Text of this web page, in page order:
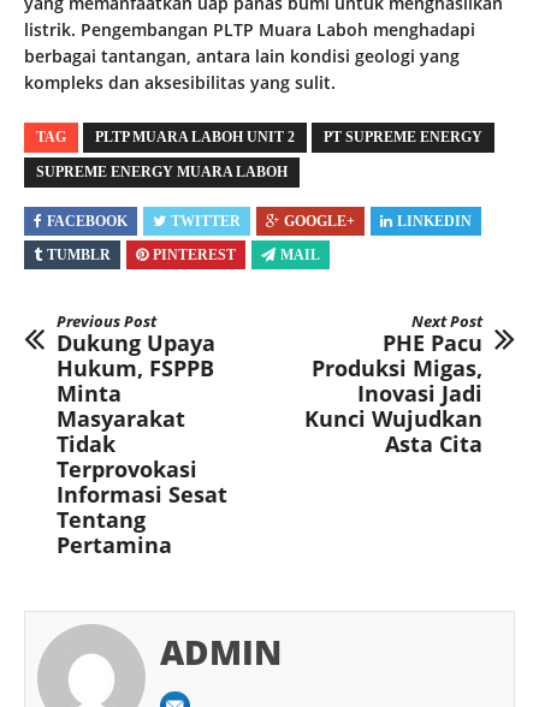
listrik. Pengembangan PLTP Muara Laboh menghadapi
berbagai tantangan, antara lain kondisi geologi yang
kompleks dan aksesibilitas yang sulit.
TAG PLTP MUARA LABOH UNIT 2 PT SUPREME ENERGY
SUPREME ENERGY MUARA LABOH
FACEBOOK TWITTER GOOGLE+
LINKEDIN
TUMBLR
PINTEREST MAIL
Previous Post
Dukung Upaya
Hukum, FSPPB
Minta
Masyarakat
Tidak
Terprovokasi
Informasi Sesat
Tentang
Pertamina
Next Post
PHE Pacu
Produksi Migas,
Inovasi Jadi
Kunci Wujudkan
Asta Cita
ADMIN